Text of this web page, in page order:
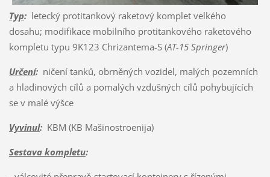
Typ:letecký protitankový raketový komplet velkého
dosahu; modifikace mobilního protitankového raketového
kompletu typu 9K123 Chrizantema-S (AT-15 Springer)
Určení:ničení tanků, obrněných vozidel, malých pozemních
a hladinových cílů a pomalých vzdušných cílů pohybujících
se v malé výšce
Vyvinul:KBM (KB Mašinostroenija)
Sestava kompletu: